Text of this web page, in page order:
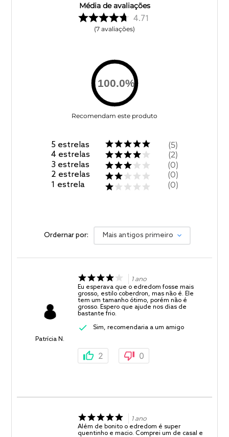
Média de avaliações
4.71
7 avaliações
100.0%
Recomendam este produto
5 estrelas
4 estrelas
3 estrelas
2 estrelas
1 estrela
5
2
0
0
0
Ordernar por: Mais antigos primeiro
Patrícia N.
1 ano
Eu esperava que o edredom fosse mais
grosso, estilo coberdron, mas não é. Ele
tem um tamanho ótimo, porém não é
grosso. Espero que ajude nos dias de
bastante frio.
Sim, recomendaria a um amigo
2 0
1 ano
Além de bonito o edredom é super
quentinho e macio. Comprei um de casal e